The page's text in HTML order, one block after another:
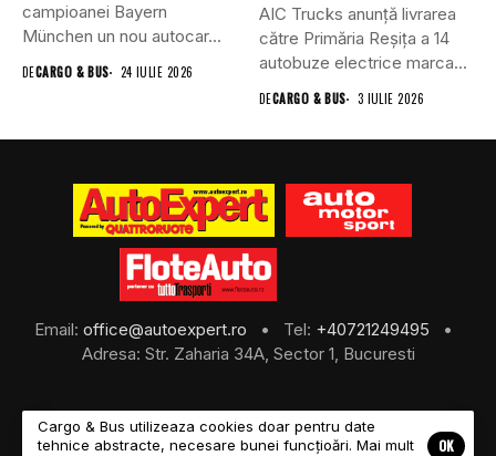
campioanei Bayern
München un nou autocar...
DECARGO & BUS 24 IULIE 2026
AIC Trucks anunță livrarea
către Primăria Reșița a 14
autobuze electrice marca...
DECARGO & BUS 3 IULIE 2026
Email: office@autoexpert.ro • Tel: +40721249495
•
Adresa: Str. Zaharia 34A, Sector 1, Bucuresti
©2026 Cargo & Bus
Cargo & Bus utilizeaza cookies doar pentru date
tehnice abstracte, necesare bunei funcțioări. Mai mult
OK